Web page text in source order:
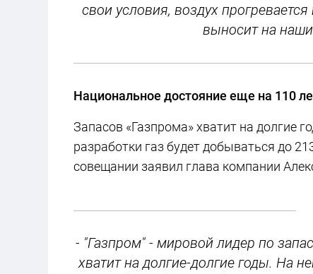
свои условия, воздух
выносит на
Национальное достояние еще на 110
Запасов «Газпрома» хватит на долгие
разработки газ будет добываться до
совещании заявил глава компании
- "Газпром" - мировой лидер по
хватит на долгие-долгие годы. На